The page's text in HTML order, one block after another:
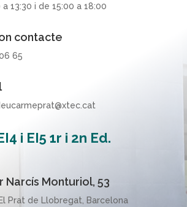
13:30 i de 15:00 a 18:00
contacte
65
i EI5 1r i 2n Ed.
Narcís Monturiol, 53
Prat de Llobregat, Barcelona